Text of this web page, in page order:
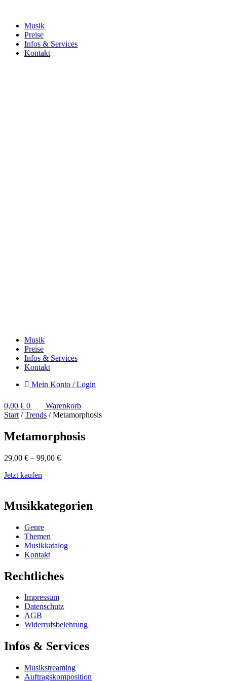
Musik
Preise
Infos & Services
Kontakt
Musik
Preise
Infos & Services
Kontakt
Mein Konto / Login
0,00 € 0
Warenkorb
Start /Trends / Metamorphosis
Metamorphosis
29,00 € – 99,00 €
Jetzt kaufen
Musikkategorien
Genre
Themen
Musikkatalog
Kontakt
Rechtliches
Impressum
Datenschutz
AGB
Widerrufsbelehrung
Infos & Services
Musikstreaming
Auftragskomposition